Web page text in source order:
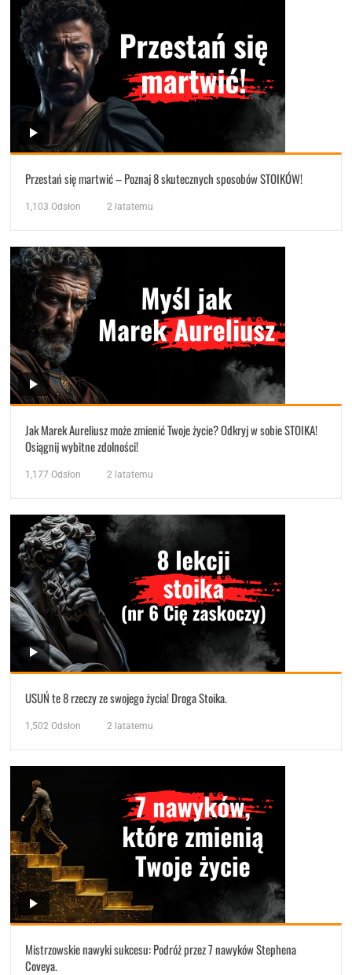
Przestań się martwić – Poznaj 8 skutecznych sposobów STOIKÓW!
1,103 Odsłon 2 latatemu
Jak Marek Aureliusz może zmienić Twoje życie? Odkryj w sobie STOIKA!
Osiągnij wybitne zdolności!
1,177 Odsłon 2 latatemu
USUŃ te 8 rzeczy ze swojego życia! Droga Stoika.
1,502 Odsłon 2 latatemu
Mistrzowskie nawyki sukcesu: Podróż przez 7 nawyków Stephena
Coveya.